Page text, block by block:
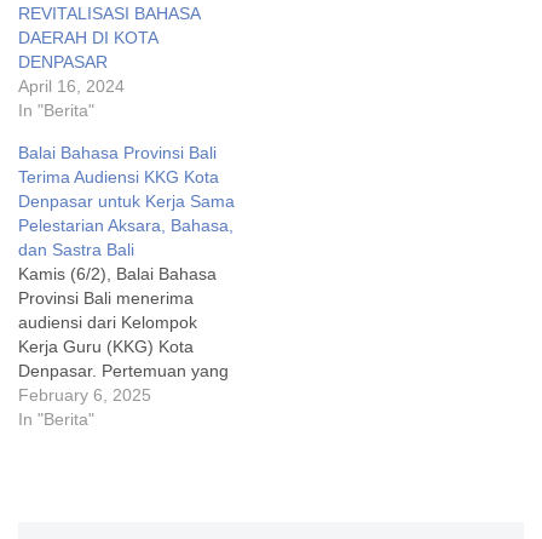
REVITALISASI BAHASA
DAERAH DI KOTA
DENPASAR
April 16, 2024
In "Berita"
Balai Bahasa Provinsi Bali
Terima Audiensi KKG Kota
Denpasar untuk Kerja Sama
Pelestarian Aksara, Bahasa,
dan Sastra Bali
Kamis (6/2), Balai Bahasa
Provinsi Bali menerima
audiensi dari Kelompok
Kerja Guru (KKG) Kota
Denpasar. Pertemuan yang
berlangsung di Ruang
Kepala Balai Bahasa
February 6, 2025
In "Berita"